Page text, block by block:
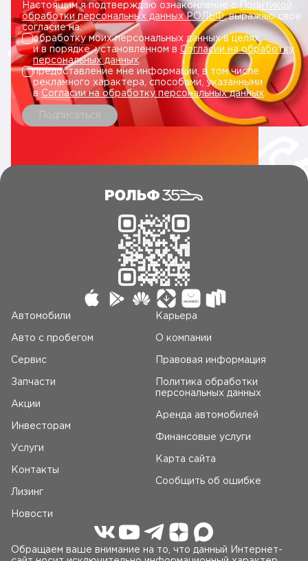
Настоящим я подтверждаю ознакомление сПолитикой
обработки персональных данных РОЛЬФ, выражаю свое
согласие на:
обработку моих персональных данных в целях
и в порядке, установленном в Согласии на обработку
персональных данных.
предоставление мне информации, в том числе
рекламного характера, способами, указанными
в Согласии на обработку персональных данных
Подписаться
Автомобили
Авто c пробегом
Сервис
Запчасти
Акции
Инвесторам
Услуги
Контакты
Лизинг
Новости
Карьера
О компании
Правовая информация
Политика обработки
персональных данных
Аренда автомобилей
Финансовые услуги
Карта сайта
Сообщить об ошибке
Обращаем ваше внимание на то, что данный Интернет-